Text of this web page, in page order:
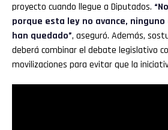
proyecto cuando llegue a Diputados.
porque esta ley no avance,
han quedado”, aseguró. Además,
deberá combinar el debate legislativo
movilizaciones para evitar que la